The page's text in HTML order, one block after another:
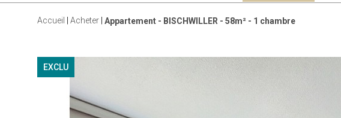
Accueil Acheter Appartement - BISCHWILLER - 58m² - 1 chambre
EXCLU